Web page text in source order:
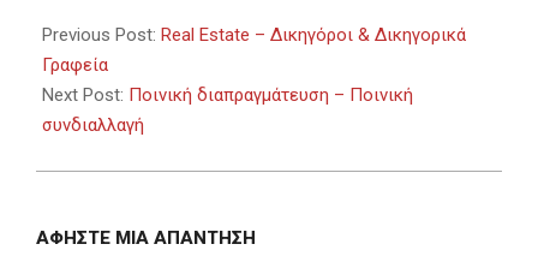
09-
03
Previous Post: Real Estate – Δικηγόροι & Δικηγορικά
Γραφεία
Next Post: Ποινική διαπραγμάτευση – Ποινική
συνδιαλλαγή
ΑΦΉΣΤΕ ΜΙΑ ΑΠΆΝΤΗΣΗ